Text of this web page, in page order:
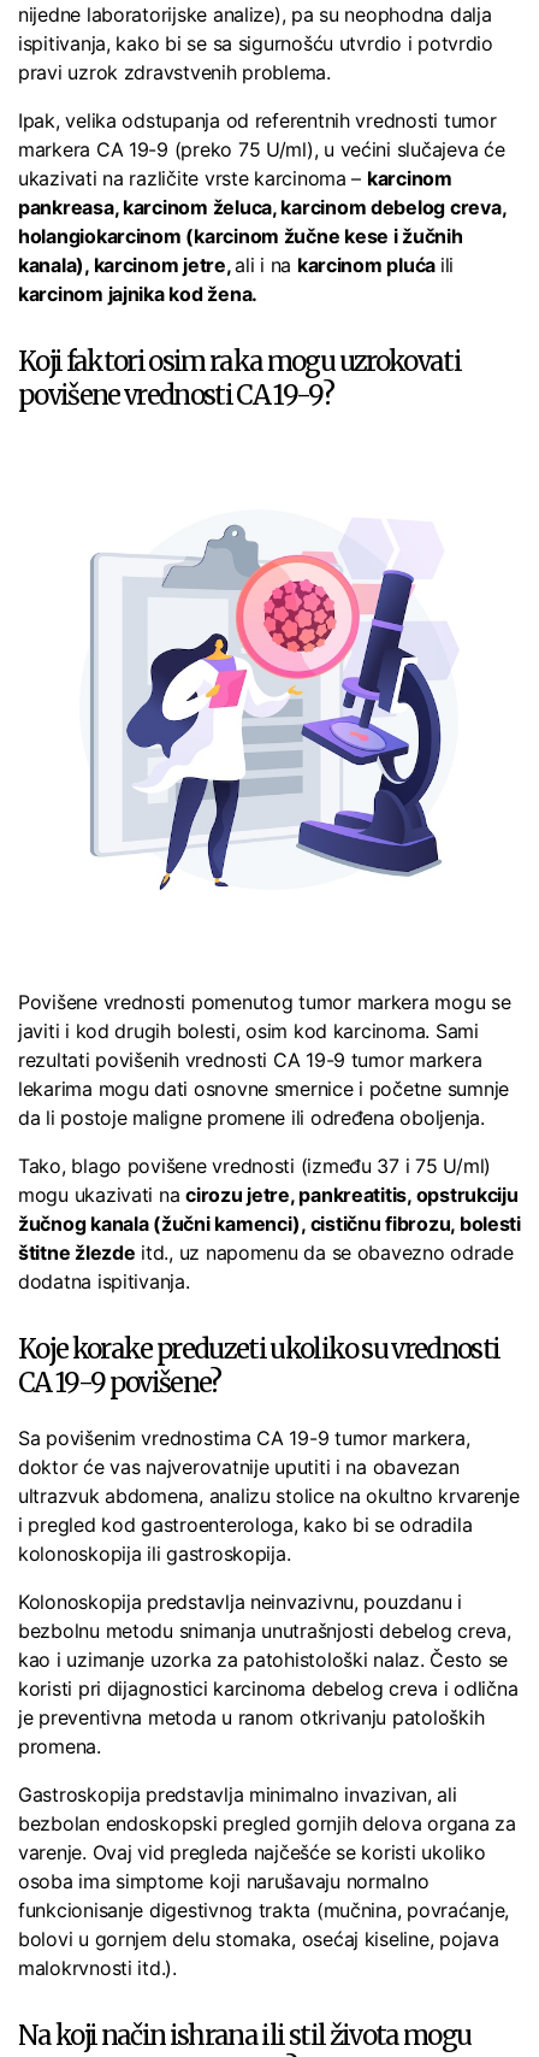
nijedne laboratorijske analize), pa su neophodna dalja
ispitivanja, kako bi se sa sigurnošću utvrdio i potvrdio
pravi uzrok zdravstvenih problema.
Ipak, velika odstupanja od referentnih vrednosti tumor
markera CA 19-9 (preko 75 U/ml), u većini slučajeva će
ukazivati na različite vrste karcinoma – karcinom
pankreasa, karcinom želuca, karcinom debelog creva,
holangiokarcinom (karcinom žučne kese i žučnih
kanala), karcinom jetre,ali i na karcinom pluća ili
karcinom jajnika kod žena.
Koji faktori osim raka mogu uzrokovati
povišene vrednosti CA 19-9?
Povišene vrednosti pomenutog tumor markera mogu se
javiti i kod drugih bolesti, osim kod karcinoma. Sami
rezultati povišenih vrednosti CA 19-9 tumor markera
lekarima mogu dati osnovne smernice i početne sumnje
da li postoje maligne promene ili određena oboljenja.
Tako, blago povišene vrednosti (između 37 i 75 U/ml)
mogu ukazivati nacirozu jetre, pankreatitis, opstrukciju
žučnog kanala (žučni kamenci), cističnu fibrozu, bolesti
štitne žlezde itd., uz napomenu da se obavezno odrade
dodatna ispitivanja.
Koje korake preduzeti ukoliko su vrednosti
CA 19-9 povišene?
Sa povišenim vrednostima CA 19-9 tumor markera,
doktor će vas najverovatnije uputiti i na obavezan
ultrazvuk abdomena, analizu stolice na okultno krvarenje
i pregled kod gastroenterologa, kako bi se odradila
kolonoskopija ili gastroskopija.
Kolonoskopija predstavlja neinvazivnu, pouzdanu i
bezbolnu metodu snimanja unutrašnjosti debelog creva,
kao i uzimanje uzorka za patohistološki nalaz. Često se
koristi pri dijagnostici karcinoma debelog creva i odlična
je preventivna metoda u ranom otkrivanju patoloških
promena.
Gastroskopija predstavlja minimalno invazivan, ali
bezbolan endoskopski pregled gornjih delova organa za
varenje. Ovaj vid pregleda najčešće se koristi ukoliko
osoba ima simptome koji narušavaju normalno
funkcionisanje digestivnog trakta (mučnina, povraćanje,
bolovi u gornjem delu stomaka, osećaj kiseline, pojava
malokrvnosti itd.).
Na koji način ishrana ili stil života mogu